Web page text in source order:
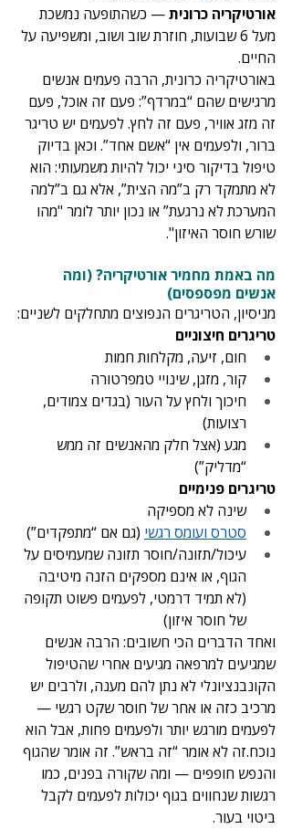
אורטיקריה כרונית — כשהתופעה נמשכת
מעל 6 שבועות, חוזרת שוב ושוב, ומשפיעה על
החיים.
באורטיקריה כרונית, הרבה פעמים אנשים
מרגישים שהם “במרדף”: פעם זה אוכל, פעם
זה מזג אוויר, פעם זה לחץ. לפעמים יש טריגר
ברור, ולפעמים אין “אשם אחד”. וכאן בדיוק
טיפול בדיקור סיני יכול להיות משמעותי: הוא
לא מתמקד רק ב”מה הצית”, אלא גם ב”למה
המערכת לא נרגעת” או נכון יותר לומר "מהו
שורש חוסר האיזון".
מה באמת מחמיר אורטיקריה? (ומה
אנשים מפספסים)
מניסיון, הטריגרים הנפוצים מתחלקים לשניים:
טריגרים חיצוניים
חום, זיעה, מקלחות חמות
קור, מזגן, שינויי טמפרטורה
חיכוך ולחץ על העור (בגדים צמודים,
רצועות)
מגע (אצל חלק מהאנשים זה ממש
“מדליק”)
טריגרים פנימיים
שינה לא מספיקה
סטרס ועומס רגשי (גם אם “מתפקדים”)
עיכול/תזונה/חוסר תזונה שמעמיסים על
הגוף, או אינם מספקים הזנה מיטיבה
(לא תמיד דרמטי, לפעמים פשוט תקופה
של חוסר איזון)
ואחד הדברים הכי חשובים: הרבה אנשים
שמגיעים למרפאה מגיעים אחרי שהטיפול
הקונבנציונלי לא נתן להם מענה, ולרבים יש
מרכיב כזה או אחר של חוסר שקט רגשי —
לפעמים מורגש יותר ולפעמים פחות, אבל הוא
נוכח.זה לא אומר “זה בראש”. זה אומר שהגוף
והנפש חופפים — ומה שקורה בפנים, כמו
רגשות שנחווים בגוף יכולות לפעמים לקבל
ביטוי בעור.